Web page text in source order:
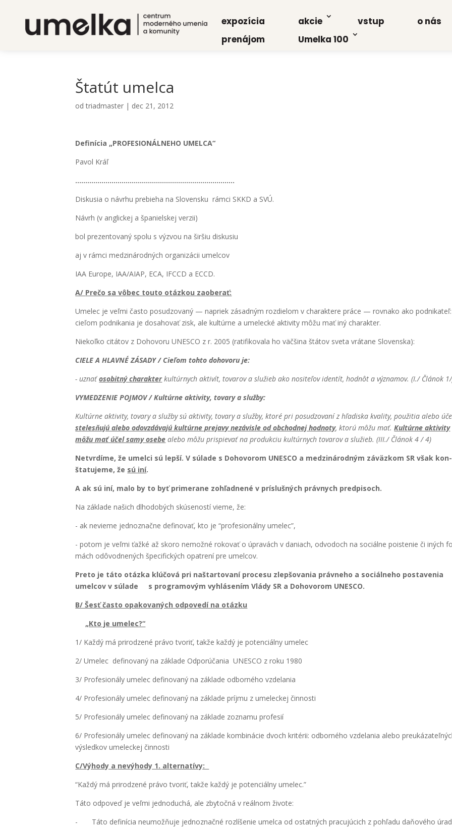
expo­zí­cia akcie vstup o nás
pre­ná­jom
Umel­ka 100
Šta­tút umel­ca
odtriadmaster | dec 21, 2012
Defi­ní­cia „PROFESIONÁLNEHO UMELCA“
Pavol Kráľ
…………………………………………………………………….
Dis­ku­sia o návrhu pre­bie­ha na Slo­ven­sku rám­ci SKKD a SVÚ.
Návrh (v anglic­kej a špa­niel­skej ver­zii)
bol pre­zen­to­va­ný spo­lu s výzvou na šir­šiu dis­ku­siu
aj v rám­ci medzi­ná­rod­ných orga­ni­zá­cii umel­cov
IAA Euro­pe, IAA/AIAP, ECA, IFCCD a ECCD.
A/ Pre­čo sa vôbec tou­to otáz­kou zaobe­rať:
Ume­lec je veľ­mi čas­to posu­dzo­va­ný — napriek zásad­ným roz­die­lom v cha­rak­te­re prá­ce — rov­na­ko ako pod­ni­ka­teľ:
cie­ľom pod­ni­ka­nia je dosa­ho­vať zisk, ale kul­túr­ne a ume­lec­ké akti­vi­ty môžu mať iný cha­rak­ter.
Nie­koľ­ko citá­tov z Doho­vo­ru UNESCO z r. 2005 (rati­fi­ko­va­la ho väč­ši­na štá­tov sve­ta vrá­ta­ne Slo­ven­ska):
CIELE A HLAVNÉ ZÁSADY / Cie­ľom toh­to doho­vo­ru je:
- uznaťoso­bit­ný cha­rak­ter kul­túr­nych akti­vít, tova­rov a slu­žieb ako nosi­te­ľov iden­tít, hod­nôt a význa­mov. (I./ Člá­nok
VYMEDZENIE POJMOV / Kul­túr­ne akti­vi­ty, tova­ry a služ­by:
Kul­túr­ne akti­vi­ty, tova­ry a služ­by sú akti­vi­ty, tova­ry a služ­by, kto­ré pri posu­dzo­va­ní z hľa­dis­ka kva­li­ty, pou­ži­tia ale­bo
ste­les­ňu­jú ale­bo odo­vzdá­va­jú kul­túr­ne pre­ja­vy nezá­vis­le od obchod­nej hod­no­ty, kto­rú môžu mať.Kul­túr­ne akti­vi­ty
môžu mať účel samy ose­be ale­bo môžu pris­pie­vať na pro­duk­ciu kul­túr­nych tova­rov a slu­žieb. (III./ Člá­nok 4 / 4)
Netvr­dí­me, že umel­ci sú lep­ší. V súla­de s Doho­vo­rom UNESCO a medzi­ná­rod­ným záväz­kom SR však kon­
šta­tu­je­me, že sú iní.
A ak sú iní, malo by to byť pri­me­ra­ne zohľad­ne­né v prí­sluš­ných práv­nych pred­pi­soch.
Na zákla­de našich dlho­do­bých skú­se­nos­tí vie­me, že:
- ak nevie­me jed­no­znač­ne defi­no­vať, kto je “pro­fe­si­onál­ny ume­lec”,
- potom je veľ­mi ťaž­ké až sko­ro nemož­né roko­vať o úpra­vách v daniach, odvo­doch na sociál­ne pois­te­nie či iných
mách odô­vod­ne­ných špe­ci­fic­kých opat­re­ní pre umel­cov.
Pre­to je táto otáz­ka klú­čo­vá pri naštar­to­va­ní pro­ce­su zlep­šo­va­nia práv­ne­ho a sociál­ne­ho posta­ve­nia
umel­cov v súla­de s prog­ra­mo­vým vyhlá­se­ním Vlá­dy SR a Doho­vo­rom UNESCO.
B/ Šesť čas­to opa­ko­va­ných odpo­ve­dí na otáz­ku
„Kto je ume­lec?“
1/ Kaž­dý má pri­ro­dze­né prá­vo tvo­riť, tak­že kaž­dý je poten­ciál­ny ume­lec
2/ Ume­lec defi­no­va­ný na zákla­de Odpo­rú­ča­nia UNESCO z roku 1980
3/ Pro­fe­si­oná­ly ume­lec defi­no­va­ný na zákla­de odbor­né­ho vzde­la­nia
4/ Pro­fe­si­oná­ly ume­lec defi­no­va­ný na zákla­de príj­mu z ume­lec­kej čin­nos­ti
5/ Pro­fe­si­oná­ly ume­lec defi­no­va­ný na zákla­de zozna­mu pro­fe­sií
6/ Pro­fe­si­oná­ly ume­lec defi­no­va­ný na zákla­de kom­bi­ná­cie dvoch kri­té­rii: odbor­né­ho vzde­la­nia ale­bo
výsled­kov ume­lec­kej čin­nos­ti
C/Výhody a nevý­ho­dy 1. alter­na­tí­vy:
“Kaž­dý má pri­ro­dze­né prá­vo tvo­riť, tak­že kaž­dý je poten­ciál­ny ume­lec.”
Táto odpo­veď je veľ­mi jed­no­du­chá, ale zby­toč­ná v reál­nom živo­te:
- Táto defi­ní­cia neumož­ňu­je jed­no­znač­né roz­lí­še­nie umel­ca od ostat­ných pra­cu­jú­cich z pohľa­du daňo­vé­ho